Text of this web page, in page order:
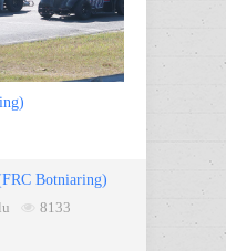
Botniaring)
8133